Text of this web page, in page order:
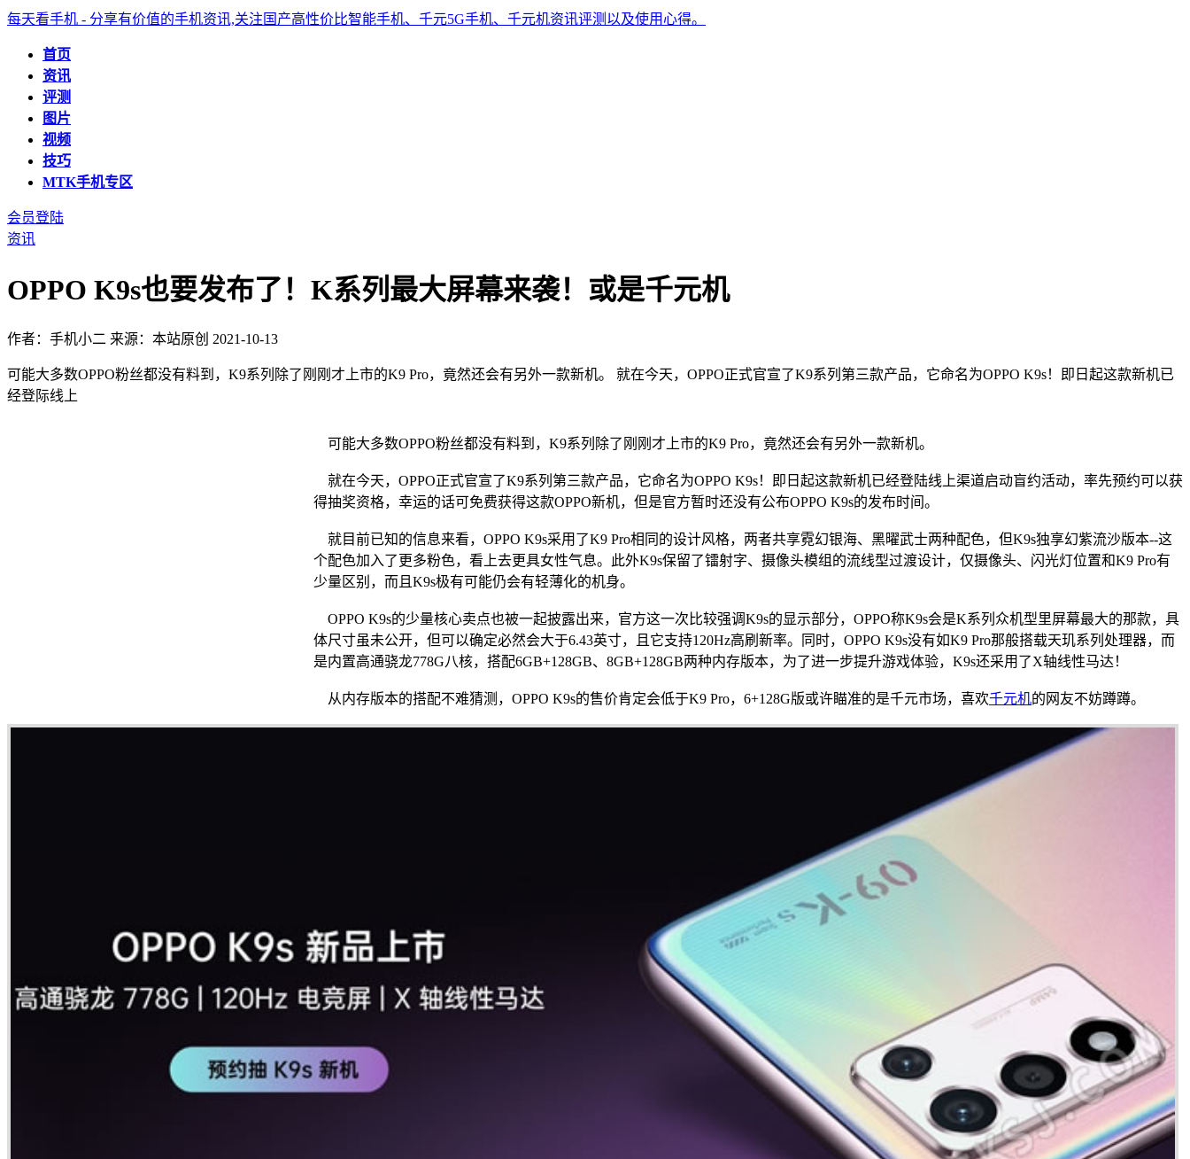
每天看手机 - 分享有价值的手机资讯,关注国产高性价比智能手机、千元5G手机、千元机资讯评测以及使用心得。
首页
资讯
评测
图片
视频
技巧
MTK手机专区
会员登陆
资讯
OPPO K9s也要发布了！K系列最大屏幕来袭！或是千元机
作者：手机小二 来源：本站原创 2021-10-13
可能大多数OPPO粉丝都没有料到，K9系列除了刚刚才上市的K9 Pro，竟然还会有另外一款新机。 就在今天，OPPO正式官宣了K9系列第三款产品，它命名为OPPO K9s！即日起这款新机已
经登际线上
可能大多数OPPO粉丝都没有料到，K9系列除了刚刚才上市的K9 Pro，竟然还会有另外一款新机。
就在今天，OPPO正式官宣了K9系列第三款产品，它命名为OPPO K9s！即日起这款新机已经登陆线上渠道启动盲约活动，率先预约可以获
得抽奖资格，幸运的话可免费获得这款OPPO新机，但是官方暂时还没有公布OPPO K9s的发布时间。
就目前已知的信息来看，OPPO K9s采用了K9 Pro相同的设计风格，两者共享霓幻银海、黑曜武士两种配色，但K9s独享幻紫流沙版本--这
个配色加入了更多粉色，看上去更具女性气息。此外K9s保留了镭射字、摄像头模组的流线型过渡设计，仅摄像头、闪光灯位置和K9 Pro有
少量区别，而且K9s极有可能仍会有轻薄化的机身。
OPPO K9s的少量核心卖点也被一起披露出来，官方这一次比较强调K9s的显示部分，OPPO称K9s会是K系列众机型里屏幕最大的那款，具
体尺寸虽未公开，但可以确定必然会大于6.43英寸，且它支持120Hz高刷新率。同时，OPPO K9s没有如K9 Pro那般搭载天玑系列处理器，而
是内置高通骁龙778G八核，搭配6GB+128GB、8GB+128GB两种内存版本，为了进一步提升游戏体验，K9s还采用了X轴线性马达！
从内存版本的搭配不难猜测，OPPO K9s的售价肯定会低于K9 Pro，6+128G版或许瞄准的是千元市场，喜欢千元机的网友不妨蹲蹲。